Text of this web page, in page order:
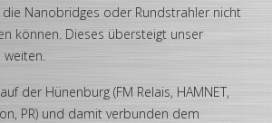
die Nanobridges oder Rundstrahler nicht
können. Dieses übersteigt unser
weiten.
der Hünenburg (FM Relais, HAMNET,
PR) und damit verbunden dem